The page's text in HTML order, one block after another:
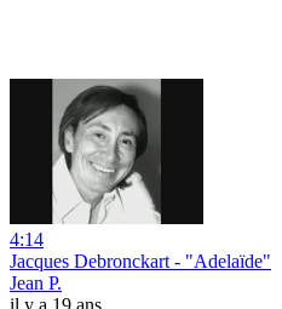
4:14
Jacques Debronckart - "Adelaïde"
Jean P.